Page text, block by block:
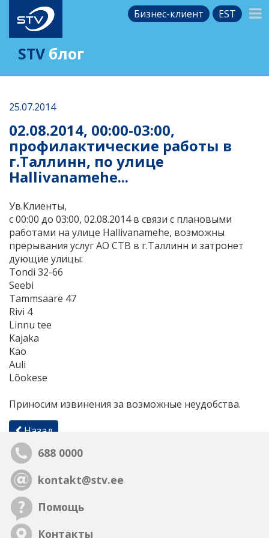
Бизнес-клиент EST
STV блог
25.07.2014
02.08.2014, 00:00-03:00,
профилактические работы в
г.Таллинн, по улице
Hallivanamehe...
Ув.Клиенты,
c 00:00 до 03:00, 02.08.2014 в связи с плановыми
работами на улице Hallivanamehe, возможны
прерывания услуг АО СТВ в г.Таллинн и затронет
дующие улицы:
Tondi 32-66
Seebi
Tammsaare 47
Rivi 4
Linnu tee
Kajaka
Käo
Auli
Lõokese
Приносим извинения за возможные неудобства.
Назад
688 0000
kontakt@stv.ee
Помощь
Контакты